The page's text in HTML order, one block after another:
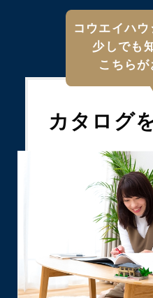
コウエイハ
少しでも
こちらが
カタログ